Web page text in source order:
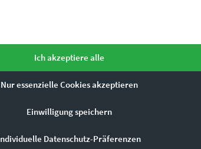
Ich akzeptiere alle
Nur essenzielle Cookies akzeptieren
Einwilligung speichern
Datenschutz-Präferenzen